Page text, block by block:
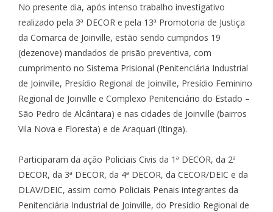
No presente dia, após intenso trabalho investigativo
realizado pela 3ª DECOR e pela 13ª Promotoria de Justiça
da Comarca de Joinville, estão sendo cumpridos 19
(dezenove) mandados de prisão preventiva, com
cumprimento no Sistema Prisional (Penitenciária Industrial
de Joinville, Presídio Regional de Joinville, Presídio Feminino
Regional de Joinville e Complexo Penitenciário do Estado –
São Pedro de Alcântara) e nas cidades de Joinville (bairros
Vila Nova e Floresta) e de Araquari (Itinga).
Participaram da ação Policiais Civis da 1ª DECOR, da 2ª
DECOR, da 3ª DECOR, da 4ª DECOR, da CECOR/DEIC e da
DLAV/DEIC, assim como Policiais Penais integrantes da
Penitenciária Industrial de Joinville, do Presídio Regional de